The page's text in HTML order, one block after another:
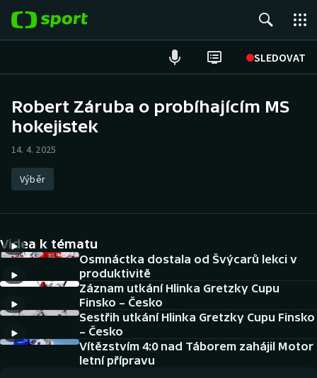
SLEDOVAT
Hokej
Atletika
DALŠÍ SPORTY
Americký fotbal
Baseball a softbal
NEPŘEHLÉDNĚTE
Historické návraty
Robert Záruba o probíhajícím MS
hokejistek
14. 4. 2025
Výběr
Videa k tématu
Osmnáctka dostala od Švýcarů lekci v
produktivitě
Záznam utkání Hlinka Gretzky Cupu
Finsko – Česko
Sestřih utkání Hlinka Gretzky Cupu Finsko
– Česko
Vítězstvím 4:0 nad Táborem zahájil Motor
letní přípravu